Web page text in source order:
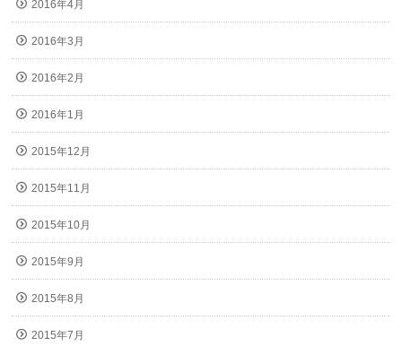
2016年4月
2016年3月
2016年2月
2016年1月
2015年12月
2015年11月
2015年10月
2015年9月
2015年8月
2015年7月